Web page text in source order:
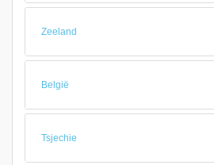
Zeeland
België
Tsjechie